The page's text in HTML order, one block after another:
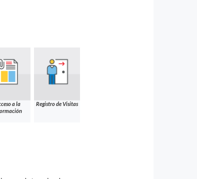
a la
Registro de Visitas